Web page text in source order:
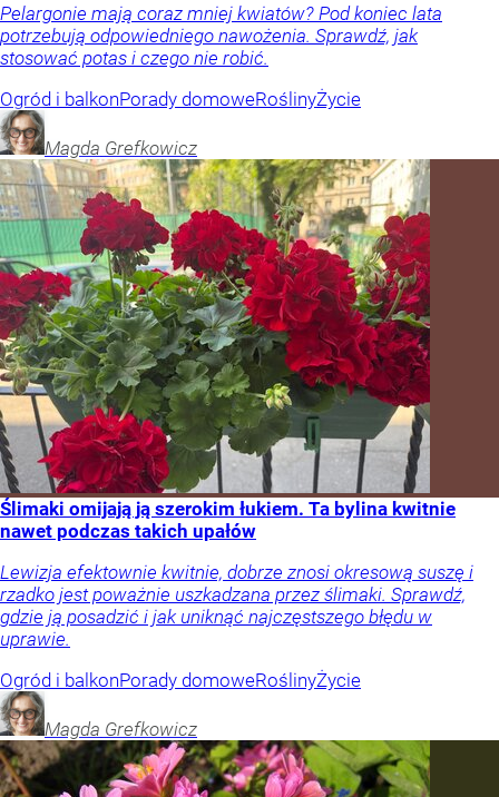
Pelargonie mają coraz mniej kwiatów? Pod koniec lata
potrzebują odpowiedniego nawożenia. Sprawdź, jak
stosować potas i czego nie robić.
Ogród i balkonPorady domoweRoślinyŻycie
Magda Grefkowicz
Ślimaki omijają ją szerokim łukiem. Ta bylina kwitnie
nawet podczas takich upałów
Lewizja efektownie kwitnie, dobrze znosi okresową suszę i
rzadko jest poważnie uszkadzana przez ślimaki. Sprawdź,
gdzie ją posadzić i jak uniknąć najczęstszego błędu w
uprawie.
Ogród i balkonPorady domoweRoślinyŻycie
Magda Grefkowicz